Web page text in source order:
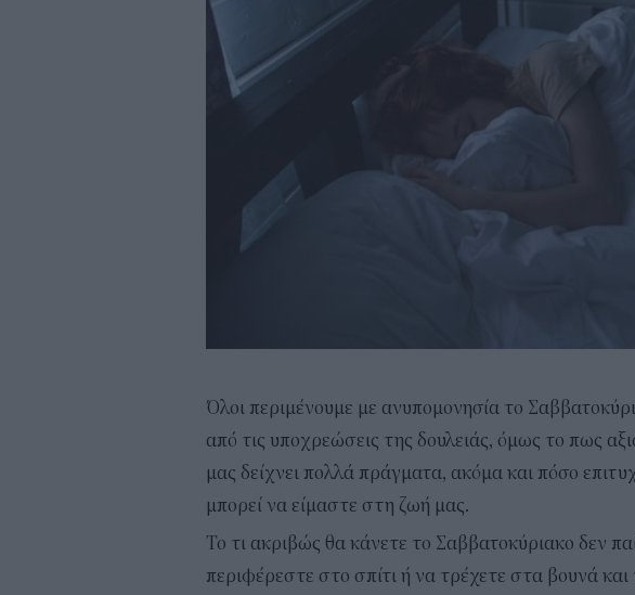
Όλοι περιμένουμε με ανυπομονησία το
από τις υποχρεώσεις της δουλειάς, όμως το πως
μας δείχνει πολλά πράγματα, ακόμα και πόσο
μπορεί να είμαστε στη ζωή μας.
Το τι ακριβώς θα κάνετε το Σαββατοκύριακο δεν
περιφέρεστε στο σπίτι ή να τρέχετε στα βουνά